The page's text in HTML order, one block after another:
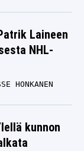
Laineen
NHL-
kunnon